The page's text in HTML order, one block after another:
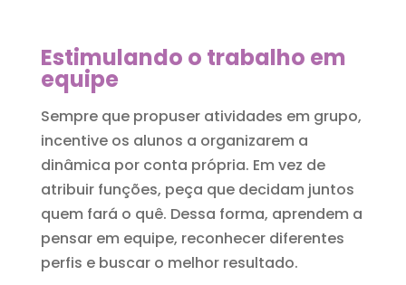
Estimulando o trabalho em
equipe
Sempre que propuser atividades em grupo,
incentive os alunos a organizarem a
dinâmica por conta própria. Em vez de
atribuir funções, peça que decidam juntos
quem fará o quê. Dessa forma, aprendem a
pensar em equipe, reconhecer diferentes
perfis e buscar o melhor resultado.